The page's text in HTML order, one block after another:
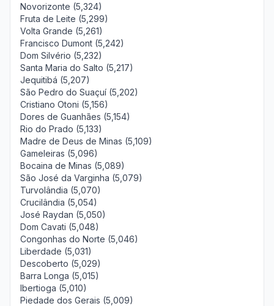
Novorizonte (5,324)
Fruta de Leite (5,299)
Volta Grande (5,261)
Francisco Dumont (5,242)
Dom Silvério (5,232)
Santa Maria do Salto (5,217)
Jequitibá (5,207)
São Pedro do Suaçuí (5,202)
Cristiano Otoni (5,156)
Dores de Guanhães (5,154)
Rio do Prado (5,133)
Madre de Deus de Minas (5,109)
Gameleiras (5,096)
Bocaina de Minas (5,089)
São José da Varginha (5,079)
Turvolândia (5,070)
Crucilândia (5,054)
José Raydan (5,050)
Dom Cavati (5,048)
Congonhas do Norte (5,046)
Liberdade (5,031)
Descoberto (5,029)
Barra Longa (5,015)
Ibertioga (5,010)
Piedade dos Gerais (5,009)